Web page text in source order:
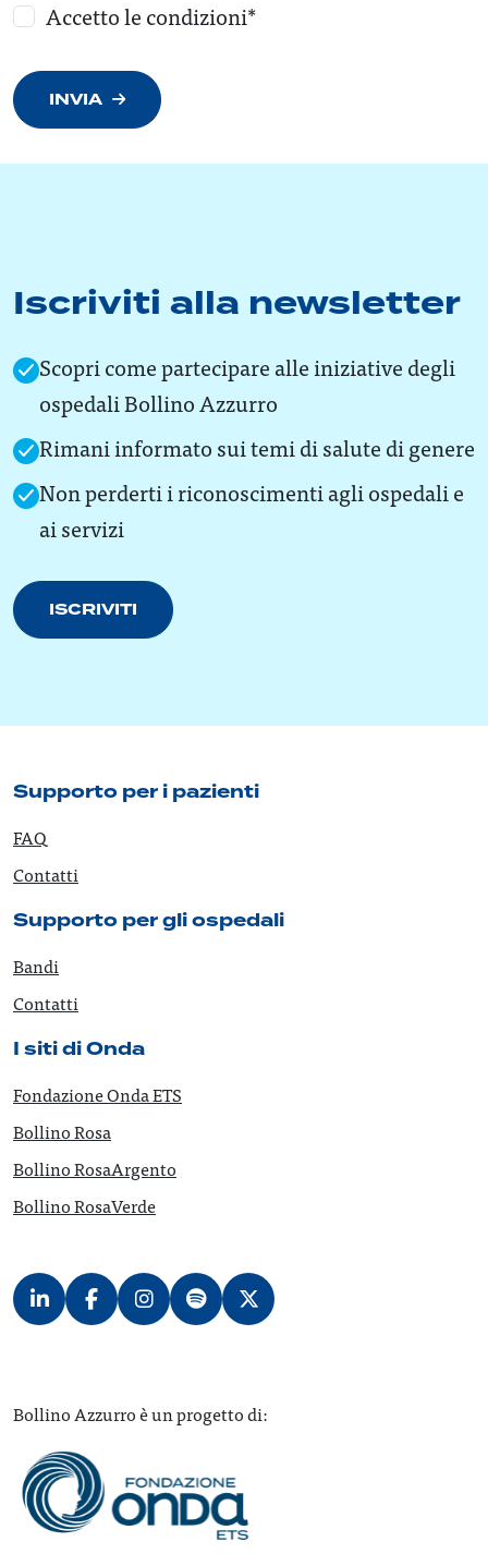
Accetto le condizioni*
INVIA
Iscriviti alla newsletter
Scopri come partecipare alle iniziative degli
ospedali Bollino Azzurro
Rimani informato sui temi di salute di genere
Non perderti i riconoscimenti agli ospedali e
ai servizi
ISCRIVITI
Bollino Azzurro è un progetto di:
Supporto per i pazienti
FAQ
Contatti
Supporto per gli ospedali
Bandi
Contatti
I siti di Onda
Fondazione Onda ETS
Bollino Rosa
Bollino RosaArgento
Bollino RosaVerde